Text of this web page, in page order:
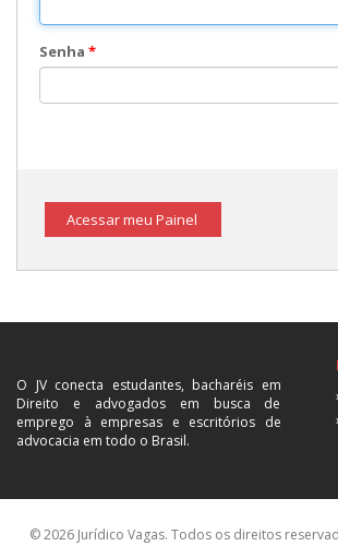
Senha *
Acessar meu Painel
O JV conecta estudantes, bacharéis em
Direito e advogados em busca de
emprego à empresas e escritórios de
advocacia em todo o Brasil.
© 2026 Jurídico Vagas. Todos os direitos